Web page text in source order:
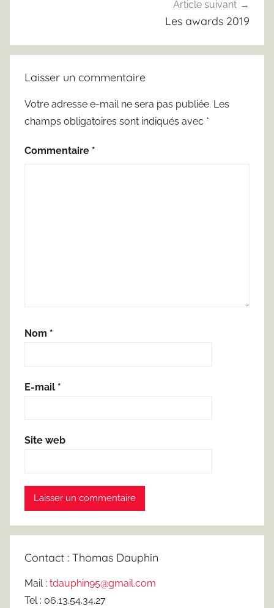
Article suivant
Les awards 2019
Laisser un commentaire
Votre adresse e-mail ne sera pas publiée. Les
champs obligatoires sont indiqués avec *
Commentaire *
Nom *
E-mail *
Site web
Contact : Thomas Dauphin
Mail : tdauphin95@gmail.com
Tel : 06.13.54.34.27